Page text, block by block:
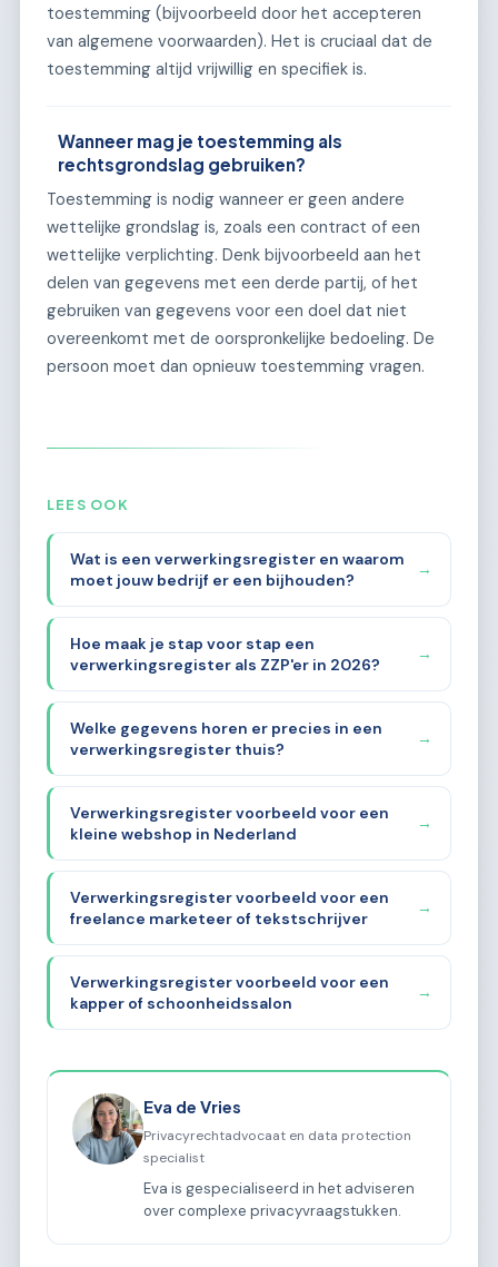
toestemming (bijvoorbeeld door het accepteren
van algemene voorwaarden). Het is cruciaal dat de
toestemming altijd vrijwillig en specifiek is.
Wanneer mag je toestemming als
rechtsgrondslag gebruiken?
Toestemming is nodig wanneer er geen andere
wettelijke grondslag is, zoals een contract of een
wettelijke verplichting. Denk bijvoorbeeld aan het
delen van gegevens met een derde partij, of het
gebruiken van gegevens voor een doel dat niet
overeenkomt met de oorspronkelijke bedoeling. De
persoon moet dan opnieuw toestemming vragen.
LEES OOK
Wat is een verwerkingsregister en waarom
moet jouw bedrijf er een bijhouden?
→
Hoe maak je stap voor stap een
verwerkingsregister als ZZP'er in 2026?
→
Welke gegevens horen er precies in een
verwerkingsregister thuis?
→
Verwerkingsregister voorbeeld voor een
kleine webshop in Nederland
→
Verwerkingsregister voorbeeld voor een
freelance marketeer of tekstschrijver
→
Verwerkingsregister voorbeeld voor een
kapper of schoonheidssalon
→
Eva de Vries
Privacyrechtadvocaat en data protection
specialist
Eva is gespecialiseerd in het adviseren
over complexe privacyvraagstukken.